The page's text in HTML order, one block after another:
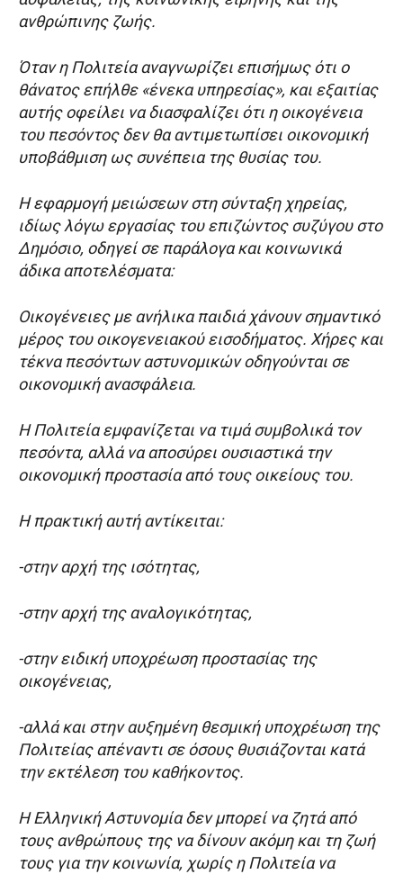
ανθρώπινης ζωής.
Όταν η Πολιτεία αναγνωρίζει επισήμως ότι ο
θάνατος επήλθε «ένεκα υπηρεσίας», και εξαιτίας
αυτής οφείλει να διασφαλίζει ότι η οικογένεια
του πεσόντος δεν θα αντιμετωπίσει οικονομική
υποβάθμιση ως συνέπεια της θυσίας του.
Η εφαρμογή μειώσεων στη σύνταξη χηρείας,
ιδίως λόγω εργασίας του επιζώντος συζύγου στο
Δημόσιο, οδηγεί σε παράλογα και κοινωνικά
άδικα αποτελέσματα:
Οικογένειες με ανήλικα παιδιά χάνουν σημαντικό
μέρος του οικογενειακού εισοδήματος. Χήρες και
τέκνα πεσόντων αστυνομικών οδηγούνται σε
οικονομική ανασφάλεια.
Η Πολιτεία εμφανίζεται να τιμά συμβολικά τον
πεσόντα, αλλά να αποσύρει ουσιαστικά την
οικονομική προστασία από τους οικείους του.
Η πρακτική αυτή αντίκειται:
-στην αρχή της ισότητας,
-στην αρχή της αναλογικότητας,
-στην ειδική υποχρέωση προστασίας της
οικογένειας,
-αλλά και στην αυξημένη θεσμική υποχρέωση της
Πολιτείας απέναντι σε όσους θυσιάζονται κατά
την εκτέλεση του καθήκοντος.
Η Ελληνική Αστυνομία δεν μπορεί να ζητά από
τους ανθρώπους της να δίνουν ακόμη και τη ζωή
τους για την κοινωνία, χωρίς η Πολιτεία να